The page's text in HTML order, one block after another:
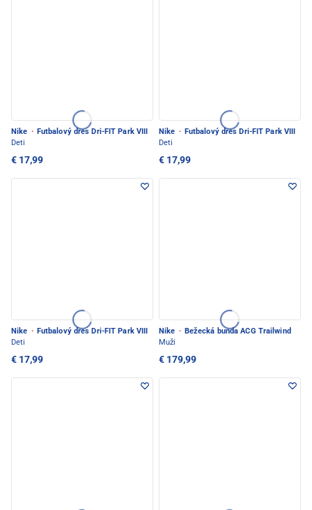
Nike · Futbalový dres Dri-FIT Park VIII
Deti
€ 17,99
Nike · Futbalový dres Dri-FIT Park VIII
Deti
€ 17,99
Nike · Futbalový dres Dri-FIT Park VIII
Deti
€ 17,99
Nike · Bežecká bunda ACG Trailwind
Muži
€ 179,99